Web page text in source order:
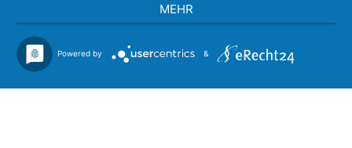
MEHR
Powered by &